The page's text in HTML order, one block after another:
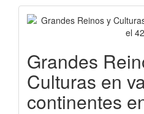
Grandes
Culturas en
continentes